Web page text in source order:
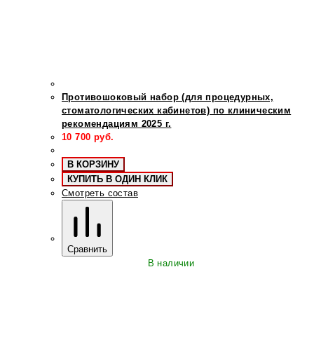
Противошоковый набор (для процедурных,
стоматологических кабинетов) по клиническим
рекомендациям 2025 г.
10 700 руб.
В КОРЗИНУ
КУПИТЬ В ОДИН КЛИК
Смотреть состав
Сравнить
В наличии